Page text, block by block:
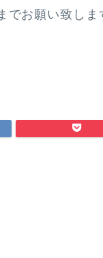
お願い致し